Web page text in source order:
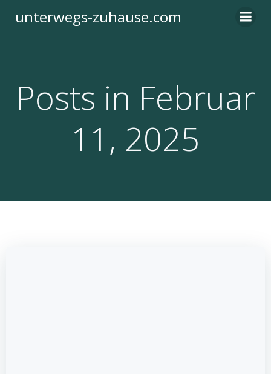
Inhalt
unterwegs-zuhause.com
Posts in Februar
11, 2025